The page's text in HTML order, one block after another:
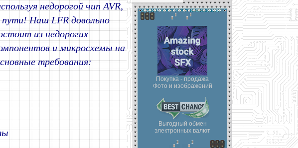
Покупка - продажа
Фото и изображений
Выгодный обмен
электронных валют
недорогой чип AVR,
Наш LFR довольно
из недорогих
и микросхемы на
требования: